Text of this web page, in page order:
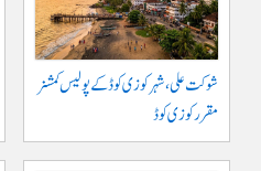
شوکت علی ، شہر کوزی کوڈ کے پولیس کمشنر
مقرر کوزی کوڈ